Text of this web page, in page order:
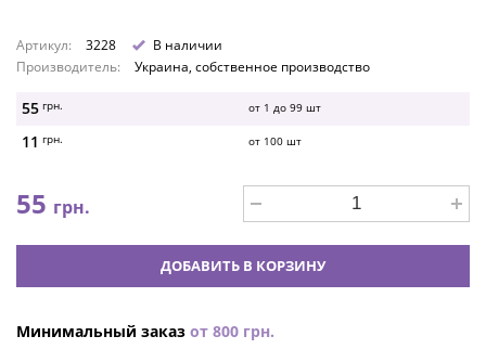
Артикул: 3228
В наличии
Производитель:
Украина, собственное производство
55 грн. от 1 до 99 шт
11 грн. от 100 шт
55 грн.
ДОБАВИТЬ В КОРЗИНУ
Минимальный заказ от 800 грн.